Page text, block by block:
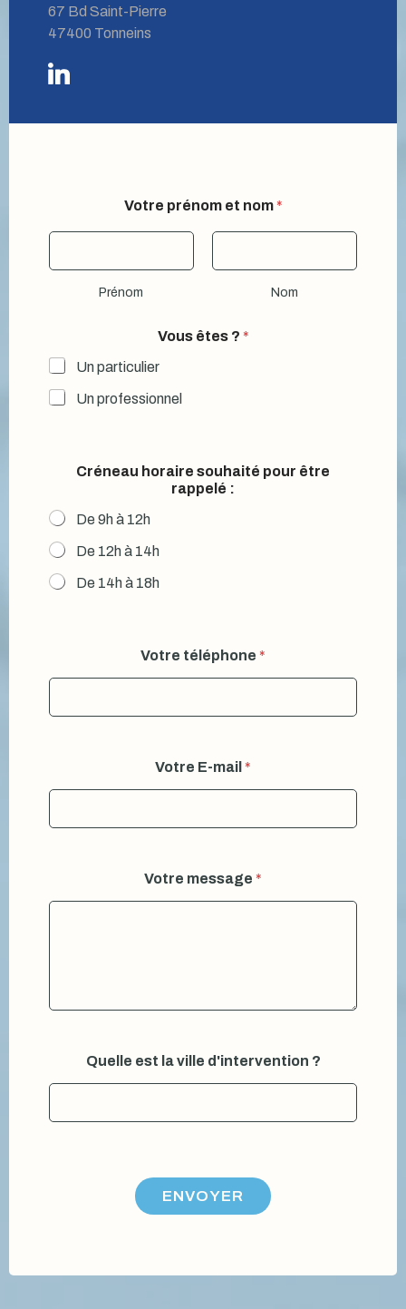
67 Bd Saint-Pierre
47400 Tonneins
Votre prénom et nom *
Prénom Nom
Vous êtes ? *
Un particulier
Un professionnel
Créneau horaire souhaité pour être
rappelé :
De 9h à 12h
De 12h à 14h
De 14h à 18h
Votre téléphone *
Votre E-mail *
Votre message *
p
o
a
g
Quelle est la ville d'intervention ?
ENVOYER